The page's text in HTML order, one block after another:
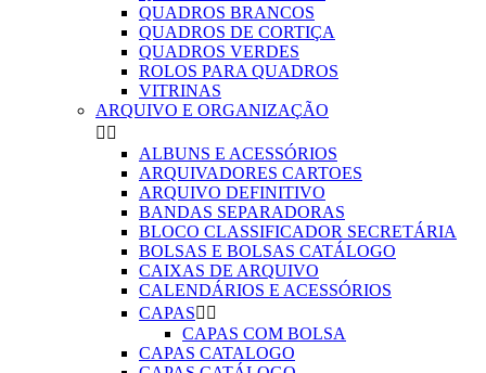
QUADROS BRANCOS
QUADROS DE CORTIÇA
QUADROS VERDES
ROLOS PARA QUADROS
VITRINAS
ARQUIVO E ORGANIZAÇÃO
 
ALBUNS E ACESSÓRIOS
ARQUIVADORES CARTOES
ARQUIVO DEFINITIVO
BANDAS SEPARADORAS
BLOCO CLASSIFICADOR SECRETÁRIA
BOLSAS E BOLSAS CATÁLOGO
CAIXAS DE ARQUIVO
CALENDÁRIOS E ACESSÓRIOS
CAPAS 
CAPAS COM BOLSA
CAPAS CATALOGO